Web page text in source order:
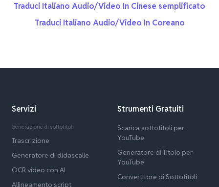
Traduci Italiano Audio/Video In Cinese semplificato
Traduci Italiano Audio/Video In Coreano
Servizi
Generazione di sottotitoli
Trascrizione
Generatore di didascalie
OCR video con AI
Allineamento script
Strumenti Gratuiti
Scarica sottotitoli per
YouTube
Generatore di Titolo per
YouTube
Convertitore di Sottotitoli